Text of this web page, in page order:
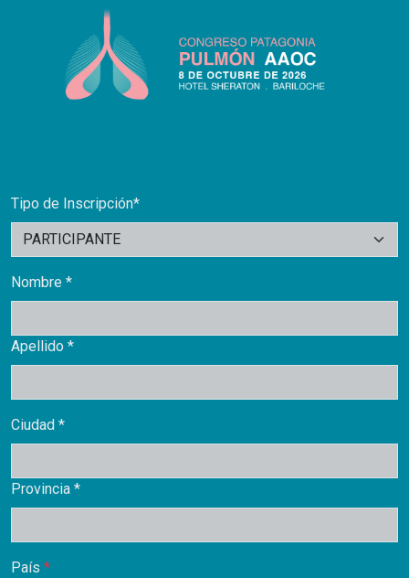
Tipo de Inscripción*
Nombre *
Apellido *
Ciudad *
Provincia *
País *